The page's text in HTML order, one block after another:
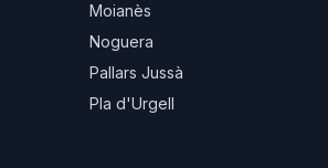
Moianès
Noguera
Pallars Jussà
Pla d'Urgell